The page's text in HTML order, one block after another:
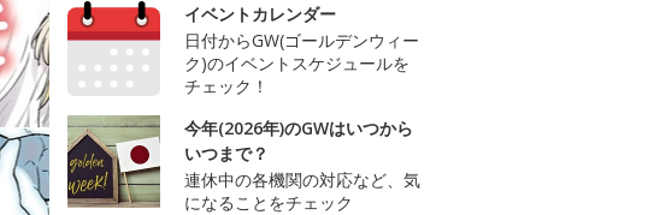
イベントカレンダー
日付からGW(ゴールデンウィー
ク)のイベントスケジュールを
チェック！
今年(2026年)のGWはいつから
いつまで？
連休中の各機関の対応など、気
になることをチェック